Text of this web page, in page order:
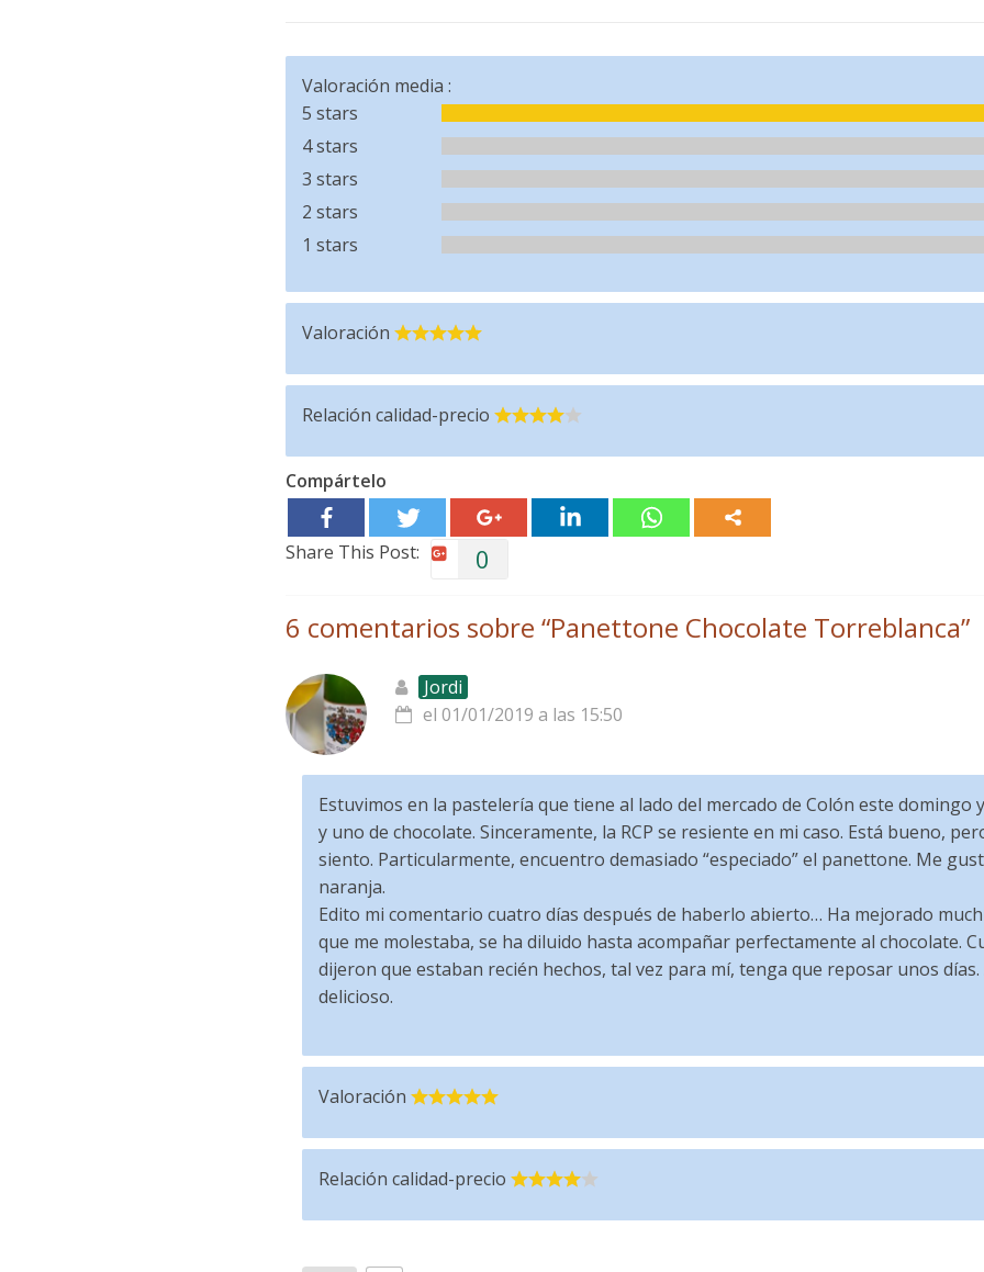
Valoración media :
5 stars
4 stars
3 stars
2 stars
1 stars
Valoración
Relación calidad-precio
Compártelo
Share This Post: 0
6 comentarios sobre “Panettone Chocolate Torreblanca”
Jordi
el 01/01/2019 a las 15:50
Estuvimos en la pastelería que tiene al lado del mercado de Colón este domingo
y uno de chocolate. Sinceramente, la RCP se resiente en mi caso. Está bueno,
siento. Particularmente, encuentro demasiado “especiado” el panettone. Me
naranja.
Edito mi comentario cuatro días después de haberlo abierto… Ha mejorado
que me molestaba, se ha diluido hasta acompañar perfectamente al chocolate.
dijeron que estaban recién hechos, tal vez para mí, tenga que reposar unos
delicioso.
Valoración
Relación calidad-precio